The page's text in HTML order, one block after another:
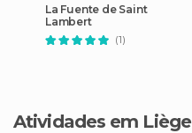
La Fuente de Saint
Lambert
(1)
Atividades em Liège